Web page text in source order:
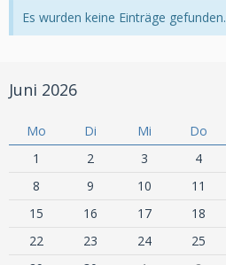
Es wurden keine Einträge gefunden.
Juni 2026
Mo Di Mi Do
1
2 3 4
8
9 10 11
15
16 17 18
22
23 24 25